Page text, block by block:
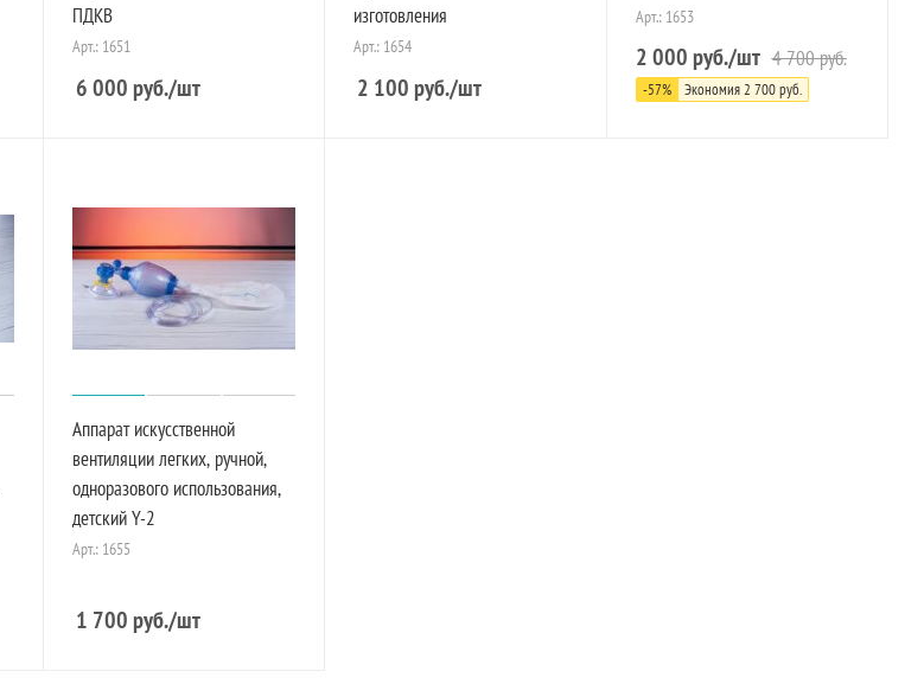
ПДКВ
Арт.: 1651
6 000руб./шт
изготовления
Арт.: 1654
2 100руб./шт
Арт.: 1653
2 000руб./шт 4 700руб.
-57% Экономия2 700руб.
Аппарат искусственной
вентиляции легких, ручной,
одноразового использования,
детский Y-2
Арт.: 1655
1 700руб./шт